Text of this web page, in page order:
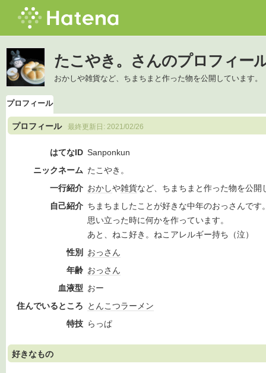
たこやき。さんのプロフィー
おかしや雑貨など、ちまちまと作った物を公開しています。
プロフィール
プロフィール 最終更新日: 2021/02/26
はてなID Sanponkun
ニックネーム たこやき。
一行紹介 おかしや雑貨など、ちまちまと作った物を公開
自己紹介 ちまちましたことが好きな中年のおっさんです
思い立った時に何かを作っています。
あと、ねこ好き。ねこアレルギー持ち（泣）
性別
おっさん
年齢 おっさん
血液型 おー
住んでいるところ
とんこつラーメン
特技 らっぱ
好きなもの